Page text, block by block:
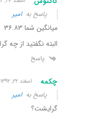
پاسخ بهامیر
میانگین شما ۳۶.۸۳
البته نگفتید از چه
پاسخ
چکمه اسفند ۲۲, ۱۳۹۲ ۳:۱۴ ب٫ظ
پاسخ بهامیر
گرایشت؟